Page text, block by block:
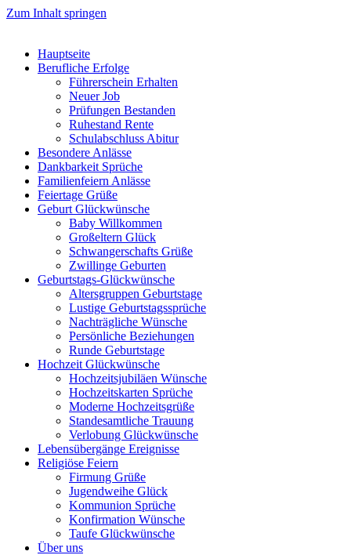
Zum Inhalt springen
Hauptseite
Berufliche Erfolge
Führerschein Erhalten
Neuer Job
Prüfungen Bestanden
Ruhestand Rente
Schulabschluss Abitur
Besondere Anlässe
Dankbarkeit Sprüche
Familienfeiern Anlässe
Feiertage Grüße
Geburt Glückwünsche
Baby Willkommen
Großeltern Glück
Schwangerschafts Grüße
Zwillinge Geburten
Geburtstags-Glückwünsche
Altersgruppen Geburtstage
Lustige Geburtstagssprüche
Nachträgliche Wünsche
Persönliche Beziehungen
Runde Geburtstage
Hochzeit Glückwünsche
Hochzeitsjubiläen Wünsche
Hochzeitskarten Sprüche
Moderne Hochzeitsgrüße
Standesamtliche Trauung
Verlobung Glückwünsche
Lebensübergänge Ereignisse
Religiöse Feiern
Firmung Grüße
Jugendweihe Glück
Kommunion Sprüche
Konfirmation Wünsche
Taufe Glückwünsche
Über uns